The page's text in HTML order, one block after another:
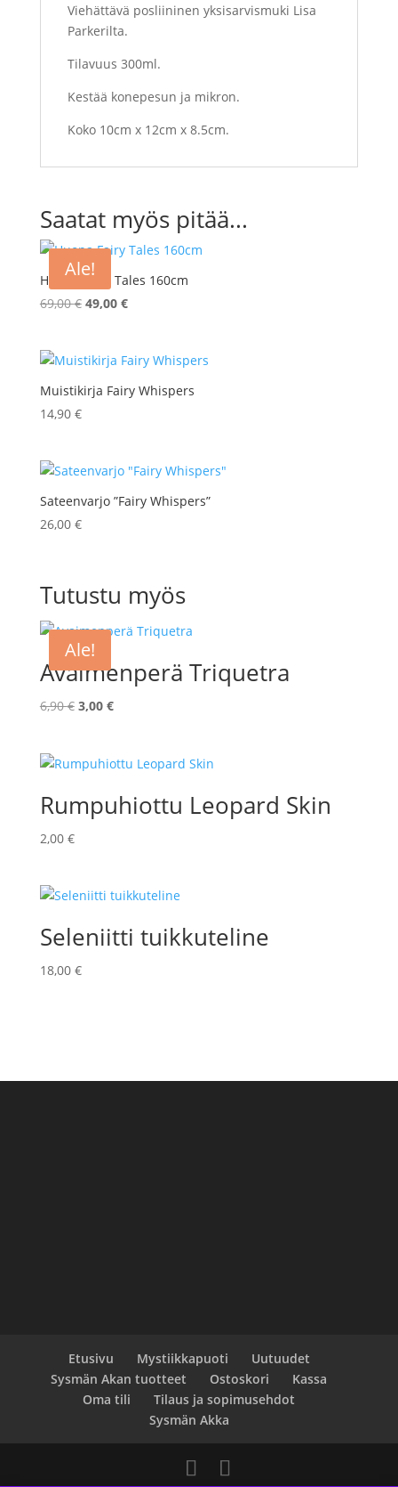
Viehättävä posliininen yksisarvismuki Lisa
Parkerilta.
Tilavuus 300ml.
Kestää konepesun ja mikron.
Koko 10cm x 12cm x 8.5cm.
Saatat myös pitää...
Ale!
Huopa Fairy Tales 160cm
69,00€ Alkuperäinen
69,00 €.
49,00 €Nykyinen
49,00 €.
Muistikirja Fairy Whispers
14,90 €
Sateenvarjo ”Fairy Whispers”
26,00 €
Tutustu myös
Ale!
Avaimenperä Triquetra
6,90€ Alkuperäinen
6,90 €.
3,00 €Nykyinen
3,00 €.
Rumpuhiottu Leopard Skin
2,00 €
Seleniitti tuikkuteline
18,00 €
Etusivu Mystiikkapuoti
Uutuudet
Sysmän Akan tuotteet
Ostoskori
Kassa
Oma tili
Tilaus ja sopimusehdot
Sysmän Akka